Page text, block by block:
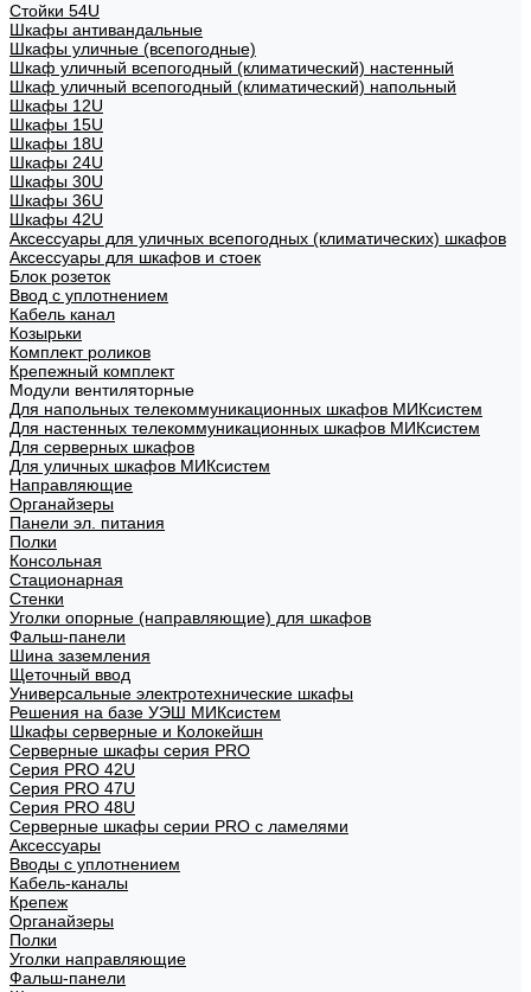
Стойки 54U
Шкафы антивандальные
Шкафы уличные (всепогодные)
Шкаф уличный всепогодный (климатический) настенный
Шкаф уличный всепогодный (климатический) напольный
Шкафы 12U
Шкафы 15U
Шкафы 18U
Шкафы 24U
Шкафы 30U
Шкафы 36U
Шкафы 42U
Аксессуары для уличных всепогодных (климатических) шкафов
Аксессуары для шкафов и стоек
Блок розеток
Ввод с уплотнением
Кабель канал
Козырьки
Комплект роликов
Крепежный комплект
Модули вентиляторные
Для напольных телекоммуникационных шкафов МИКсистем
Для настенных телекоммуникационных шкафов МИКсистем
Для серверных шкафов
Для уличных шкафов МИКсистем
Направляющие
Органайзеры
Панели эл. питания
Полки
Консольная
Стационарная
Стенки
Уголки опорные (направляющие) для шкафов
Фальш-панели
Шина заземления
Щеточный ввод
Универсальные электротехнические шкафы
Решения на базе УЭШ МИКсистем
Шкафы серверные и Колокейшн
Серверные шкафы серия PRO
Серия PRO 42U
Серия PRO 47U
Серия PRO 48U
Серверные шкафы серии PRO с ламелями
Аксессуары
Вводы с уплотнением
Кабель-каналы
Крепеж
Органайзеры
Полки
Уголки направляющие
Фальш-панели